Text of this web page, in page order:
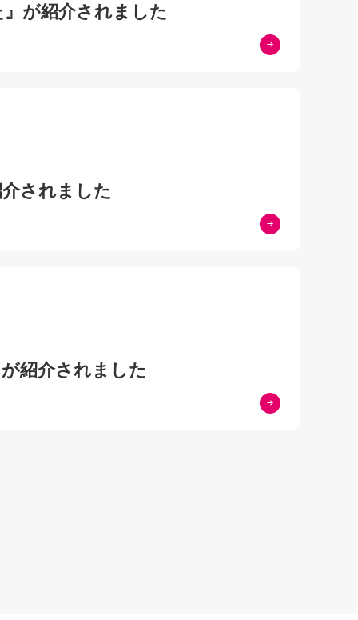
が紹介されました
されました
紹介されました